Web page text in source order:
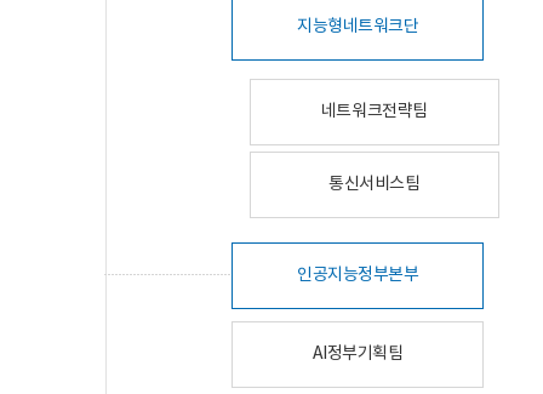
지능형네트워크단
네트워크전략팀
통신서비스팀
인공지능정부본부
AI정부기획팀